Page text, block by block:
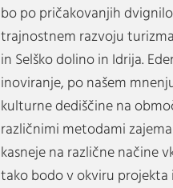
bo po pričakovanjih
trajnostnem razvoju
in Selško dolino in Idrija.
inoviranje, po našem
kulturne dediščine na
različnimi metodami
kasneje na različne načine
tako bodo v okviru projekta